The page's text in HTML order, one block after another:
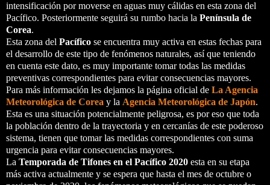
intensificación por moverse en aguas muy cálidas en esta zona del
Pacífico. Posteriormente seguirá su rumbo hacia la Península de
Corea.
Esta zona del Pacífico se encuentra muy activa en estas fechas para
el desarrollo de este tipo de fenómenos naturales, así que teniendo
en cuenta este dato, es muy importante tomar todas las medidas
preventivas correspondientes para evitar consecuencias mayores.
Para más información les dejamos la página oficial de La Agencia
Meteorológica de Corea y la Agencia Meteorológica de Japón.
Esta es una situación potencialmente peligrosa, es por eso que toda
la población dentro de la trayectoria y en cercanías de este poderoso
sistema, tienen que tomar las medidas correspondientes con suma
urgencia para evitar consecuencias mayores.
La Temporada de Tifones en el Pacífico 2020 esta en su etapa
más activa actualmente y se espera que hasta el mes de octubre o